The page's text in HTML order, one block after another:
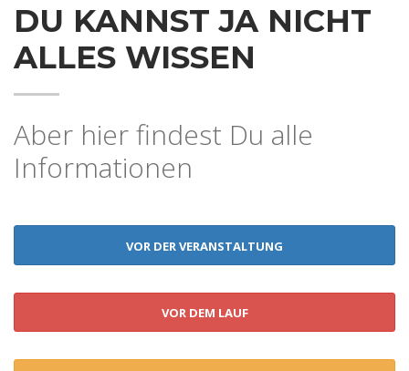
DU KANNST JA NICHT
ALLES WISSEN
Aber hier findest Du alle
Informationen
VOR DER VERANSTALTUNG
VOR DEM LAUF